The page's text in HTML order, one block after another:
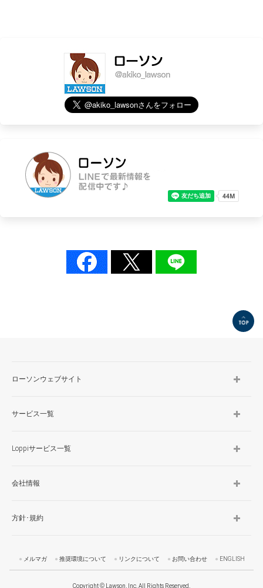
ローソンウェブサイト
サービス一覧
Loppiサービス一覧
会社情報
方針･規約
メルマガ 推奨環境について リンクについて お問い合わせ ENGLISH
Copyright © Lawson, Inc. All Rights Reserved.